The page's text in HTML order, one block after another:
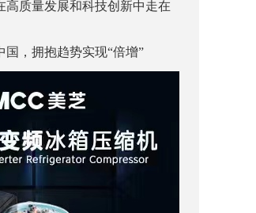
高质量发展和科技创新中走在
国，拥抱趋势实现“倍增”